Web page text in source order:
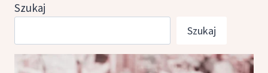
DZIEWIT-
MARCIN
MELLER
Szukaj
Szukaj